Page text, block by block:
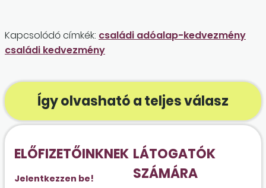
Kapcsolódó címkék: családi adóalap-kedvezmény
családi kedvezmény
Így olvasható a teljes válasz
ELŐFIZETŐINKNEK
Jelentkezzen be!
LÁTOGATÓK
SZÁMÁRA